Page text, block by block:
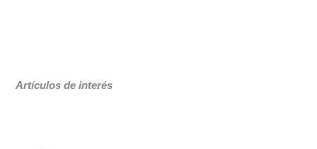
Artículos de interés